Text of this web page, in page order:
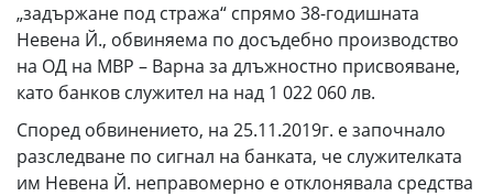
„задържане под стража“ спрямо 38-годишната
Невена Й., обвиняема по досъдебно производство
на ОД на МВР – Варна за длъжностно присвояване,
като банков служител на над 1 022 060 лв.
Според обвинението, на 25.11.2019г. е започнало
разследване по сигнал на банката, че служителката
им Невена Й. неправомерно е отклонявала средства